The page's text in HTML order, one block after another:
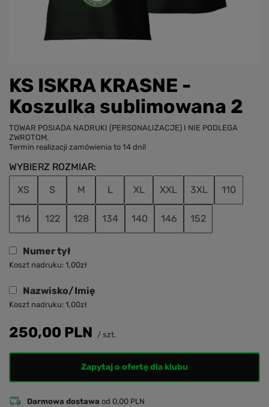
KS ISKRA KRASNE -
Koszulka sublimowana 2
TOWAR POSIADA NADRUKI (PERSONALIZACJE) I NIE PODLEGA
ZWROTOM.
Termin realizacji zamówienia to 14 dni!
WYBIERZ ROZMIAR
XS
S M L XL XXL 3XL 110
116 122 128 134 140 146 152
Numer tył
Koszt nadruku: 1,00zł
Nazwisko/Imię
Koszt nadruku: 1,00zł
250,00 PLN / szt.
Zapytaj o ofertę dla klubu
Darmowa dostawa od 0,00 PLN